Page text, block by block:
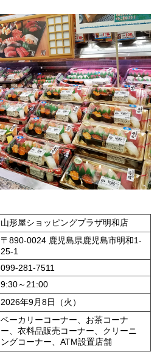
山形屋ショッピングプラザ明和店
〒890-0024 鹿児島県鹿児島市明和1-
25-1
099-281-7511
9:30～21:00
2026年9月8日（火）
ベーカリーコーナー、お茶コーナ
ー、衣料品販売コーナー、クリーニ
ングコーナー、ATM設置店舗